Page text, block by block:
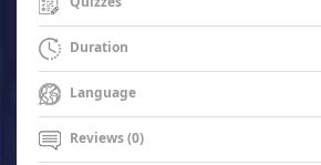
Duration
Language
Reviews (0)